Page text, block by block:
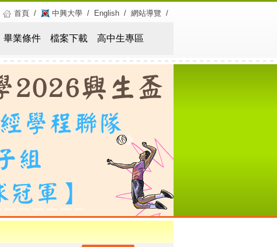
首頁 / 中興大學 / English / 網站導覽 /
畢業條件 檔案下載 高中生專區
Next